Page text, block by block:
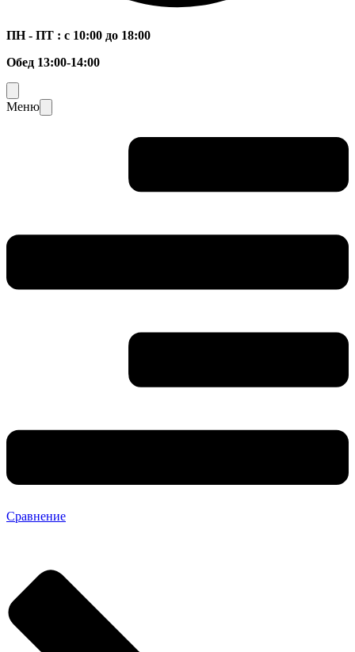
ПН - ПТ : с 10:00 до 18:00
Обед 13:00-14:00
Меню
Сравнение